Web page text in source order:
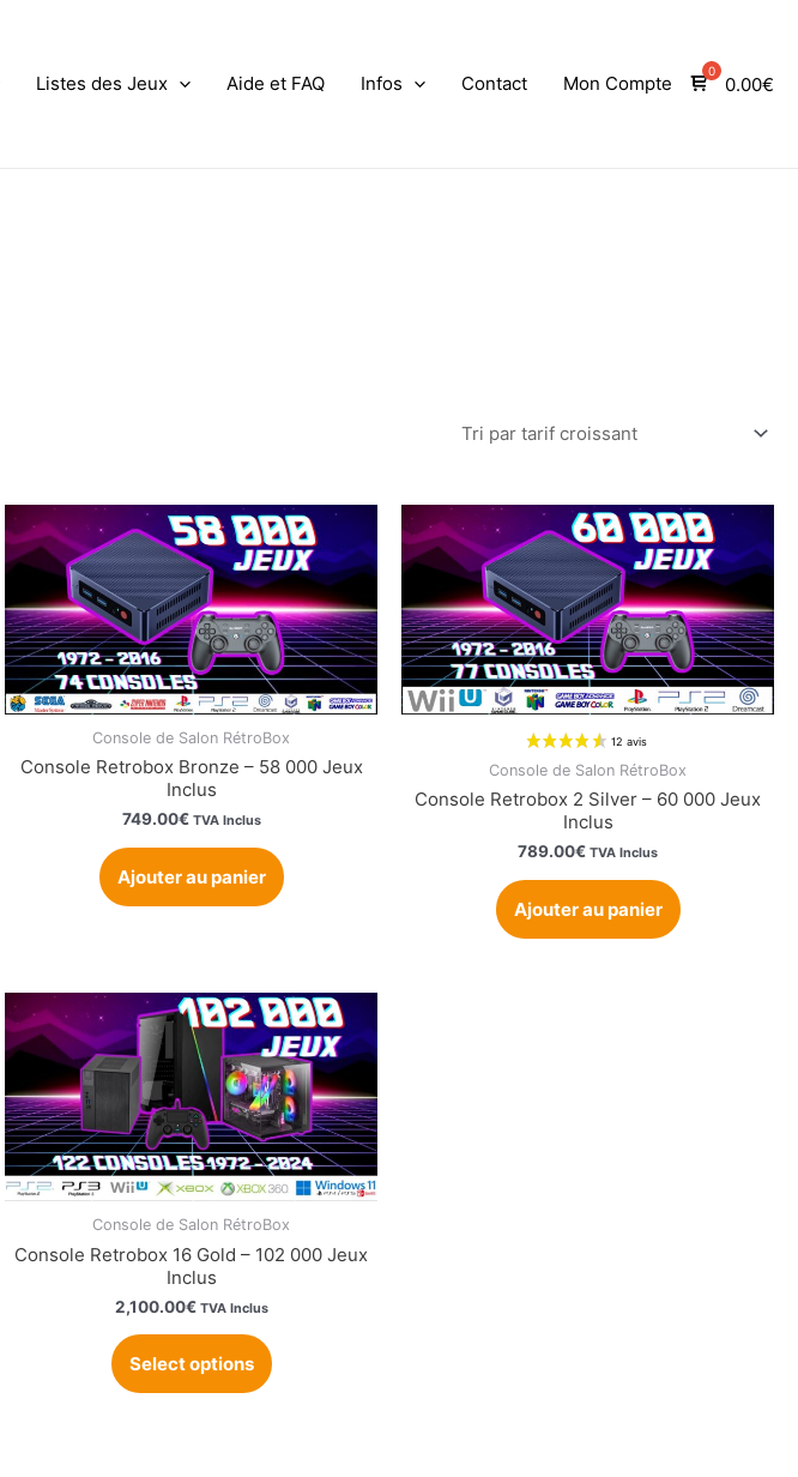
Listes des Jeux Aide et FAQ Infos Contact Mon Compte 0.00€
Console de Salon RétroBox
Console Retrobox Bronze – 58 000 Jeux
Inclus
749.00€ TVA Inclus
Ajouter au panier
Console de Salon RétroBox
Console Retrobox 2 Silver – 60 000 Jeux
Inclus
789.00€ TVA Inclus
Ajouter au panier
Console de Salon RétroBox
Console Retrobox 16 Gold – 102 000 Jeux
Inclus
2,100.00€ TVA Inclus
Select options